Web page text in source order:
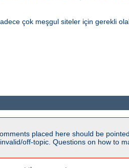
çok meşgul siteler için gerekli
placed here should be
off-topic. Questions on how to